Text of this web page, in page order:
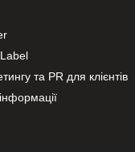
та PR для клієнтів